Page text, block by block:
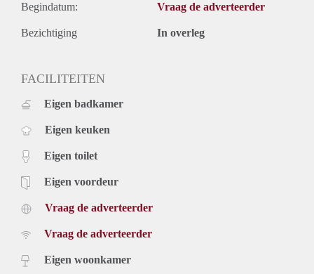
Begindatum: Vraag de adverteerder
Bezichtiging In overleg
FACILITEITEN
Eigen badkamer
Eigen keuken
Eigen toilet
Eigen voordeur
Vraag de adverteerder
Vraag de adverteerder
Eigen woonkamer